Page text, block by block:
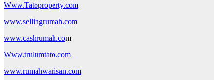
Www.Tatoproperty.com
www.sellingrumah.com
www.cashrumah.com
Www.trulumtato.com
www.rumahwarisan.com